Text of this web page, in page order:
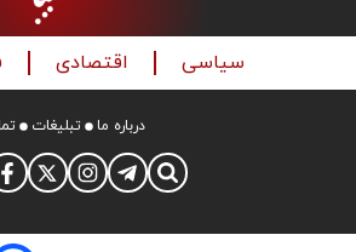
سیاسی اقتصادی
درباره ما تبلیغات